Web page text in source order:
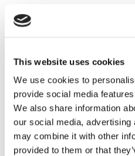
This website uses cookies
We use cookies to
provide social media
We also share information
our social media,
may combine it with other
provided to them or that
Categorie
Esercizi e Grammatica
Film e Musica
Lavoro